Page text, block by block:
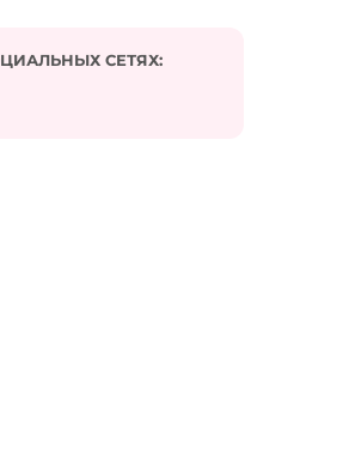
не будет опубликован.
СЕТЯХ: